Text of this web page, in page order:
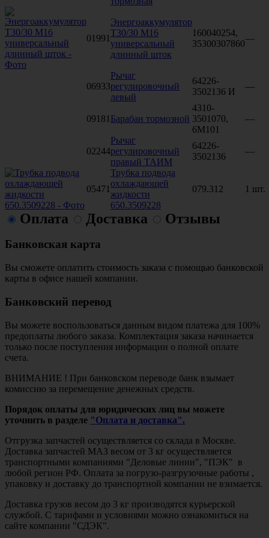
01991
Энергоаккумулятор
Т30/30 М16
универсальный
длинный шток
160040254,
35300307860
—
06933
Рычаг
регулировочный
левый
64226-
3502136 И
—
09181 Барабан тормозной
4310-
3501070,
6M101
—
02244
Рычаг
регулировочный
правый ТАИМ
64226-
3502136
—
05471
Трубка подвода
охлаждающей
жидкости
650.3509228
079.312 1 шт.
Оплата Доставка Отзывы
Банковская карта
Вы сможете оплатить стоимость заказа с помощью банковской
карты в офисе нашей компании.
Банковский перевод
Вы можете воспользоваться данным видом платежа для 100%
предоплаты любого заказа. Комплектация заказа начинается
только после поступления информации о полной оплате
счета.
ВНИМАНИЕ ! При банковском переводе банк взымает
комиссию за перемещение денежных средств.
Порядок оплаты для юридических лиц вы можете
уточнить в разделе "Оплата и доставка".
Отгрузка запчастей осуществляется со склада в Москве.
Доставка запчастей МАЗ весом от 3 кг осуществляется
транспортными компаниями "Деловые линии", "ПЭК" в
любой регион РФ. Оплата за погрузо-разгрузочные работы ,
упаковку и доставку до транспортной компании не взимается.
Доставка грузов весом до 3 кг производятся курьерской
службой. С тарифами и условиями можно ознакомиться на
сайте компании "СДЭК".